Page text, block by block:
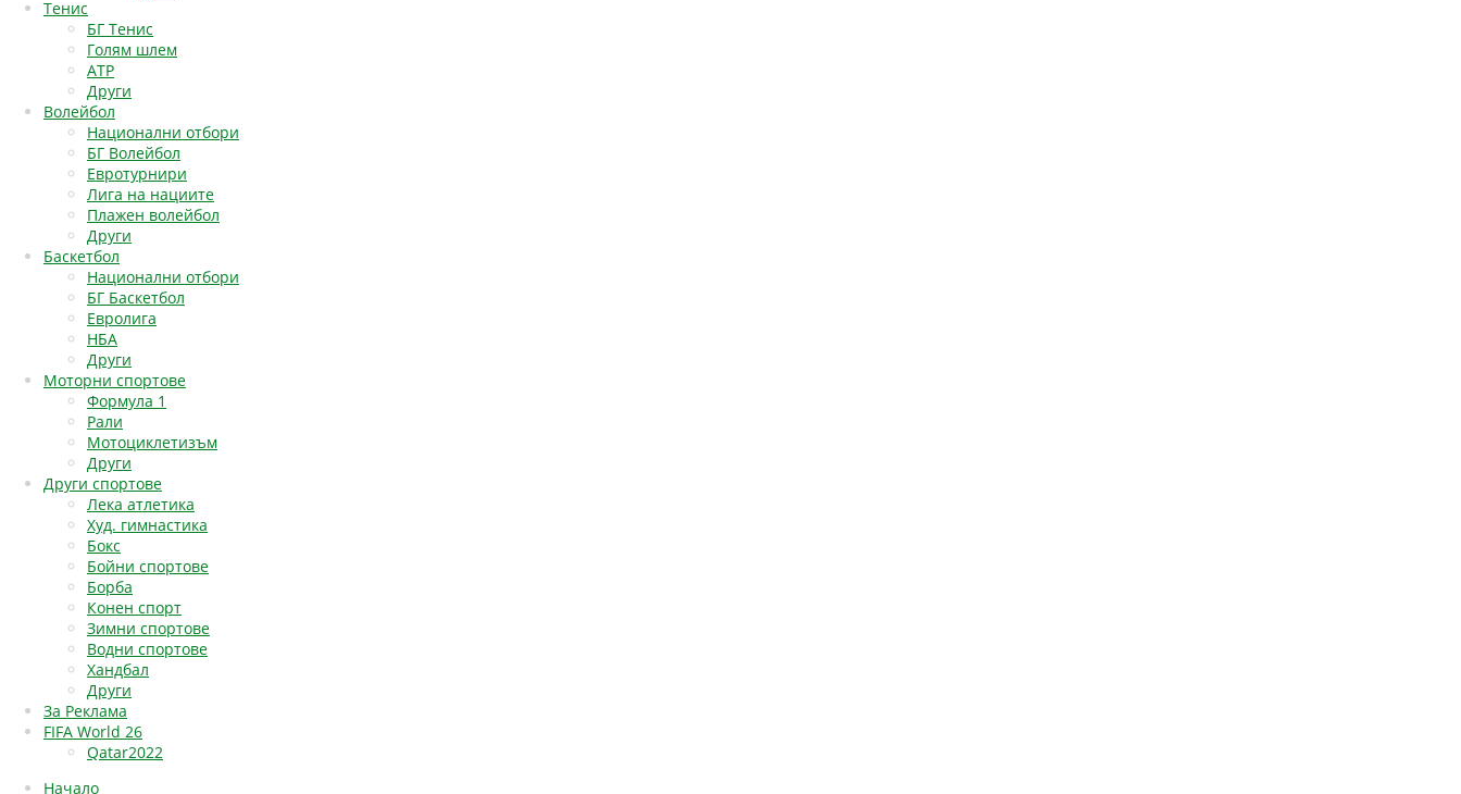
Тенис
БГ Тенис
Голям шлем
АТР
Други
Волейбол
Национални отбори
БГ Волейбол
Евротурнири
Лига на нациите
Плажен волейбол
Други
Баскетбол
Национални отбори
БГ Баскетбол
Евролига
НБА
Други
Моторни спортове
Формула 1
Рали
Мотоциклетизъм
Други
Други спортове
Лека атлетика
Худ. гимнастика
Бокс
Бойни спортове
Борба
Конен спорт
Зимни спортове
Водни спортове
Хандбал
Други
За Реклама
FIFA World 26
Qatar2022
Начало